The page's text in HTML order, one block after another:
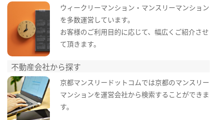
ウィークリーマンション・マンスリーマンション
を多数運営しています。
お客様のご利用目的に応じて、幅広くご紹介させ
て頂きます。
不動産会社から探す
京都マンスリードットコムでは京都のマンスリー
マンションを運営会社から検索することができま
す。